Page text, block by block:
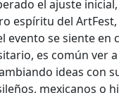
el ajuste
espíritu del
evento se siente en
es común ver
ideas con
mexicanos o